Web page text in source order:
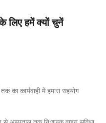
लिए हमें क्यों चुनें
का कार्यवाही में हमारा सहयोग